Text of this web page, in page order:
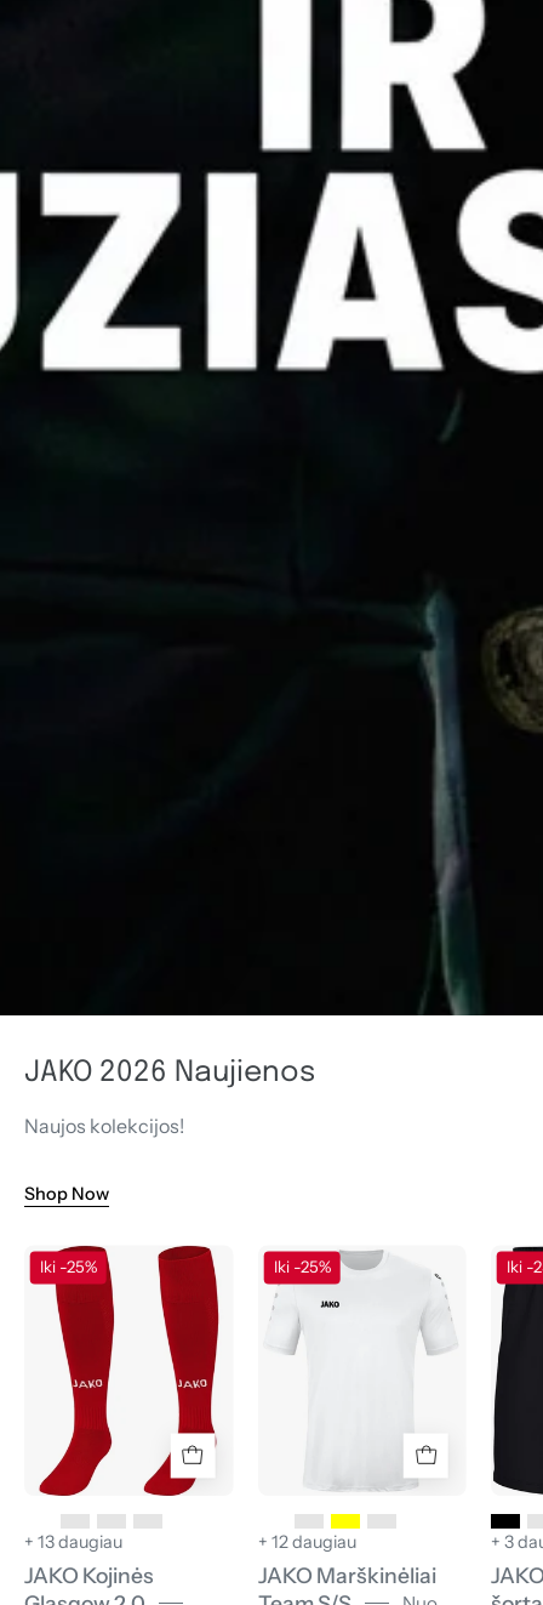
JAKO 2026 Naujienos
Naujos kolekcijos!
Shop Now
JAKO
Kojinės
Glasgow
Iki -25%
+ 13 daugiau
JAKO Kojinės
JAKO
Marškinėliai
Iki -25%
+ 12 daugiau
JAKO Marškinėliai
Iki -
+ 3